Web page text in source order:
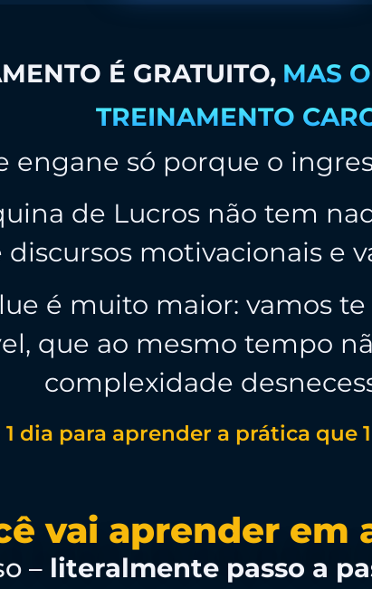
É GRATUITO, MAS
TREINAMENTO
engane só porque o
de Lucros não tem
motivacionais e
é muito maior: vamos
que ao mesmo tempo
complexidade
1 dia para aprender a prática que
vai aprender em
– literalmente passo a